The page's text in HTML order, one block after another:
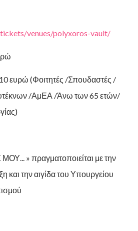
venues/polyxoros-vault/
ευρώ (Φοιτητές /Σπουδαστές /
/ΑμΕΑ /Άνω των 65 ετών/
» πραγματοποιείται με την
και την αιγίδα του Υπουργείου